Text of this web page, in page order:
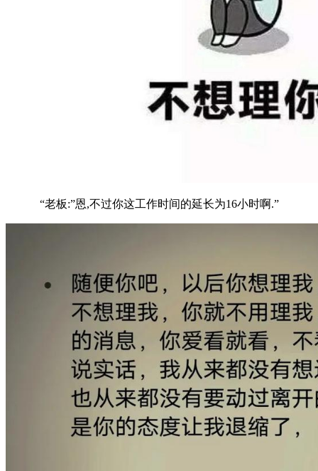
“老板:”恩,不过你这工作时间的延长为16小时啊.”